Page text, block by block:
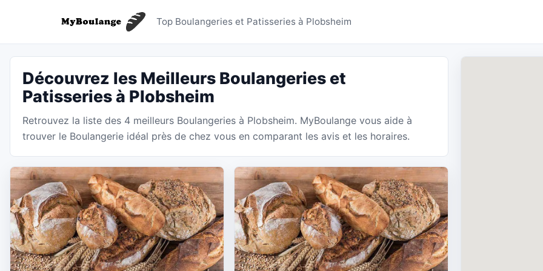
Boulangeries Plobsheim -
Top Boulangeries et Patisseries à Plobsheim
Découvrez les Meilleurs Boulangeries et
Patisseries à Plobsheim
Retrouvez la liste des 4 meilleurs Boulangeries à Plobsheim. MyBoulange vous aide à
trouver le Boulangerie idéal près de chez vous en comparant les avis et les horaires.